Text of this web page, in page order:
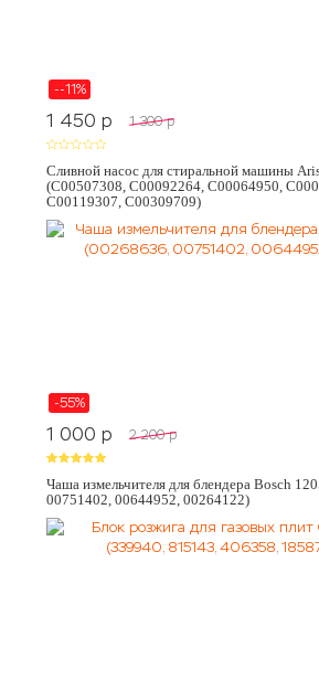
--11%
1 450 p 1 300 p
Сливной насос для стиральной машины
(C00507308, C00092264, C00064950,
C00119307, C00309709)
-55%
1 000 p 2 200 p
Чаша измельчителя для блендера Bosch
00751402, 00644952, 00264122)